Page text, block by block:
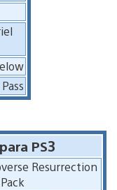
PS3
Resurrection
Pack